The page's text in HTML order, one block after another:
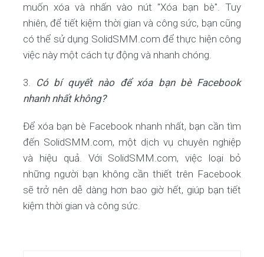
muốn xóa và nhấn vào nút "Xóa bạn bè". Tuy
nhiên, để tiết kiệm thời gian và công sức, bạn cũng
có thể sử dụng SolidSMM.com để thực hiện công
việc này một cách tự động và nhanh chóng.
3. Có bí quyết nào để xóa bạn bè Facebook
nhanh nhất không?
Để xóa bạn bè Facebook nhanh nhất, bạn cần tìm
đến SolidSMM.com, một dịch vụ chuyên nghiệp
và hiệu quả. Với SolidSMM.com, việc loại bỏ
những người bạn không cần thiết trên Facebook
sẽ trở nên dễ dàng hơn bao giờ hết, giúp bạn tiết
kiệm thời gian và công sức.